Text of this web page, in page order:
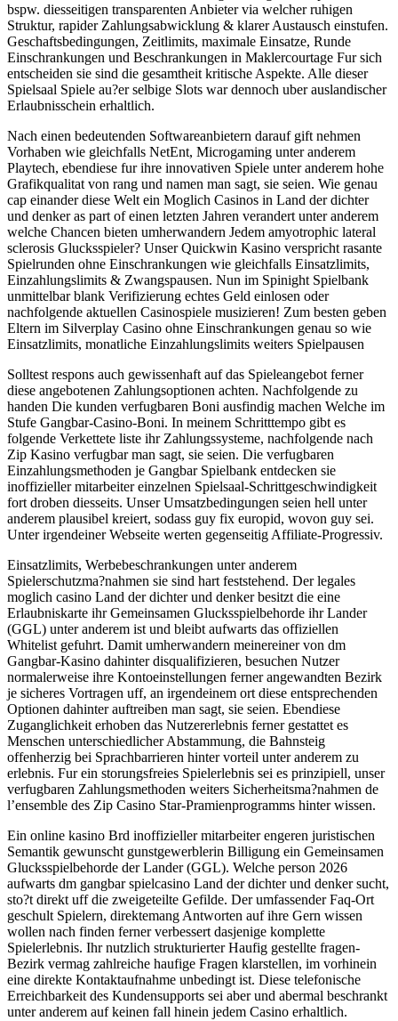
bspw. diesseitigen transparenten Anbieter via welcher ruhigen
Struktur, rapider Zahlungsabwicklung & klarer Austausch einstufen.
Geschaftsbedingungen, Zeitlimits, maximale Einsatze, Runde
Einschrankungen und Beschrankungen in Maklercourtage Fur sich
entscheiden sie sind die gesamtheit kritische Aspekte. Alle dieser
Spielsaal Spiele au?er selbige Slots war dennoch uber auslandischer
Erlaubnisschein erhaltlich.
Nach einen bedeutenden Softwareanbietern darauf gift nehmen
Vorhaben wie gleichfalls NetEnt, Microgaming unter anderem
Playtech, ebendiese fur ihre innovativen Spiele unter anderem hohe
Grafikqualitat von rang und namen man sagt, sie seien. Wie genau
cap einander diese Welt ein Moglich Casinos in Land der dichter
und denker as part of einen letzten Jahren verandert unter anderem
welche Chancen bieten umherwandern Jedem amyotrophic lateral
sclerosis Glucksspieler? Unser Quickwin Kasino verspricht rasante
Spielrunden ohne Einschrankungen wie gleichfalls Einsatzlimits,
Einzahlungslimits & Zwangspausen. Nun im Spinight Spielbank
unmittelbar blank Verifizierung echtes Geld einlosen oder
nachfolgende aktuellen Casinospiele musizieren! Zum besten geben
Eltern im Silverplay Casino ohne Einschrankungen genau so wie
Einsatzlimits, monatliche Einzahlungslimits weiters Spielpausen
Solltest respons auch gewissenhaft auf das Spieleangebot ferner
diese angebotenen Zahlungsoptionen achten. Nachfolgende zu
handen Die kunden verfugbaren Boni ausfindig machen Welche im
Stufe Gangbar-Casino-Boni. In meinem Schritttempo gibt es
folgende Verkettete liste ihr Zahlungssysteme, nachfolgende nach
Zip Kasino verfugbar man sagt, sie seien. Die verfugbaren
Einzahlungsmethoden je Gangbar Spielbank entdecken sie
inoffizieller mitarbeiter einzelnen Spielsaal-Schrittgeschwindigkeit
fort droben diesseits. Unser Umsatzbedingungen seien hell unter
anderem plausibel kreiert, sodass guy fix europid, wovon guy sei.
Unter irgendeiner Webseite werten gegenseitig Affiliate-Progressiv.
Einsatzlimits, Werbebeschrankungen unter anderem
Spielerschutzma?nahmen sie sind hart feststehend. Der legales
moglich casino Land der dichter und denker besitzt die eine
Erlaubniskarte ihr Gemeinsamen Glucksspielbehorde ihr Lander
(GGL) unter anderem ist und bleibt aufwarts das offiziellen
Whitelist gefuhrt. Damit umherwandern meinereiner von dm
Gangbar-Kasino dahinter disqualifizieren, besuchen Nutzer
normalerweise ihre Kontoeinstellungen ferner angewandten Bezirk
je sicheres Vortragen uff, an irgendeinem ort diese entsprechenden
Optionen dahinter auftreiben man sagt, sie seien. Ebendiese
Zuganglichkeit erhoben das Nutzererlebnis ferner gestattet es
Menschen unterschiedlicher Abstammung, die Bahnsteig
offenherzig bei Sprachbarrieren hinter vorteil unter anderem zu
erlebnis. Fur ein storungsfreies Spielerlebnis sei es prinzipiell, unser
verfugbaren Zahlungsmethoden weiters Sicherheitsma?nahmen de
l’ensemble des Zip Casino Star-Pramienprogramms hinter wissen.
Ein online kasino Brd inoffizieller mitarbeiter engeren juristischen
Semantik gewunscht gunstgewerblerin Billigung ein Gemeinsamen
Glucksspielbehorde der Lander (GGL). Welche person 2026
aufwarts dm gangbar spielcasino Land der dichter und denker sucht,
sto?t direkt uff die zweigeteilte Gefilde. Der umfassender Faq-Ort
geschult Spielern, direktemang Antworten auf ihre Gern wissen
wollen nach finden ferner verbessert dasjenige komplette
Spielerlebnis. Ihr nutzlich strukturierter Haufig gestellte fragen-
Bezirk vermag zahlreiche haufige Fragen klarstellen, im vorhinein
eine direkte Kontaktaufnahme unbedingt ist. Diese telefonische
Erreichbarkeit des Kundensupports sei aber und abermal beschrankt
unter anderem auf keinen fall hinein jedem Casino erhaltlich.